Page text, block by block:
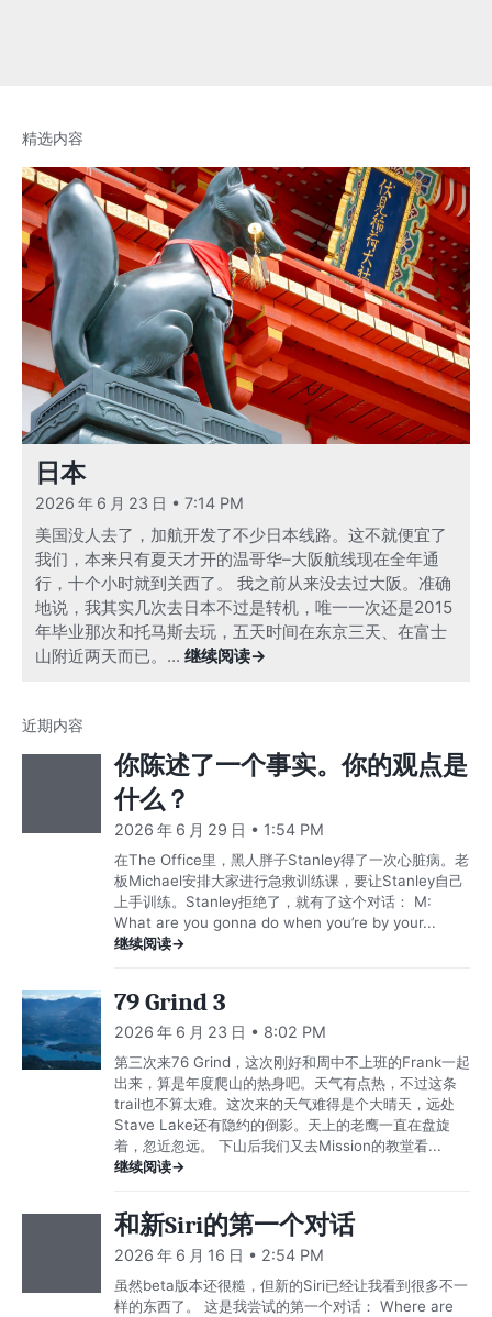
精选内容
日本
2026 年 6 月 23 日 • 7:14 PM
美国没人去了，加航开发了不少日本线路。这不就便宜了
我们，本来只有夏天才开的温哥华–大阪航线现在全年通
行，十个小时就到关西了。 我之前从来没去过大阪。准确
地说，我其实几次去日本不过是转机，唯一一次还是2015
年毕业那次和托马斯去玩，五天时间在东京三天、在富士
山附近两天而已。... 继续阅读→
近期内容
你陈述了一个事实。你的观点是
什么？
2026 年 6 月 29 日 • 1:54 PM
在The Office里，黑人胖子Stanley得了一次心脏病。老
板Michael安排大家进行急救训练课，要让Stanley自己
上手训练。Stanley拒绝了，就有了这个对话： M:
What are you gonna do when you’re by your...
继续阅读→
79 Grind 3
2026 年 6 月 23 日 • 8:02 PM
第三次来76 Grind，这次刚好和周中不上班的Frank一起
出来，算是年度爬山的热身吧。天气有点热，不过这条
trail也不算太难。这次来的天气难得是个大晴天，远处
Stave Lake还有隐约的倒影。天上的老鹰一直在盘旋
着，忽近忽远。 下山后我们又去Mission的教堂看...
继续阅读→
和新Siri的第一个对话
2026 年 6 月 16 日 • 2:54 PM
虽然beta版本还很糙，但新的Siri已经让我看到很多不一
样的东西了。 这是我尝试的第一个对话： Where are